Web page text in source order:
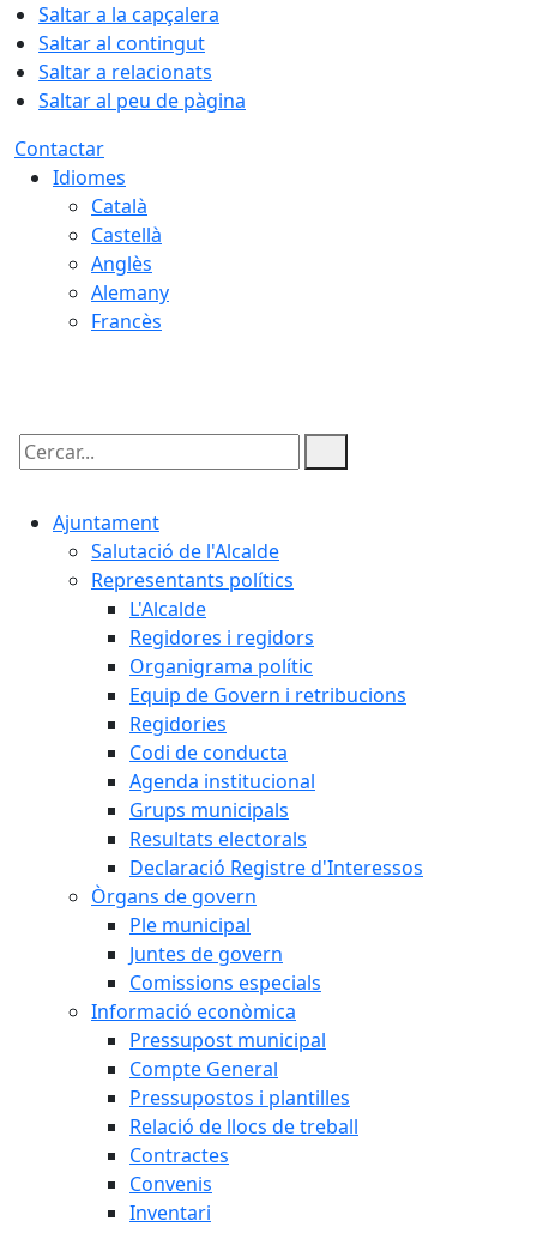
Saltar a la capçalera
Saltar al contingut
Saltar a relacionats
Saltar al peu de pàgina
Contactar
Idiomes
Català
Castellà
Anglès
Alemany
Francès
Cercar:
Ajuntament
Salutació de l'Alcalde
Representants polítics
L'Alcalde
Regidores i regidors
Organigrama polític
Equip de Govern i retribucions
Regidories
Codi de conducta
Agenda institucional
Grups municipals
Resultats electorals
Declaració Registre d'Interessos
Òrgans de govern
Ple municipal
Juntes de govern
Comissions especials
Informació econòmica
Pressupost municipal
Compte General
Pressupostos i plantilles
Relació de llocs de treball
Contractes
Convenis
Inventari